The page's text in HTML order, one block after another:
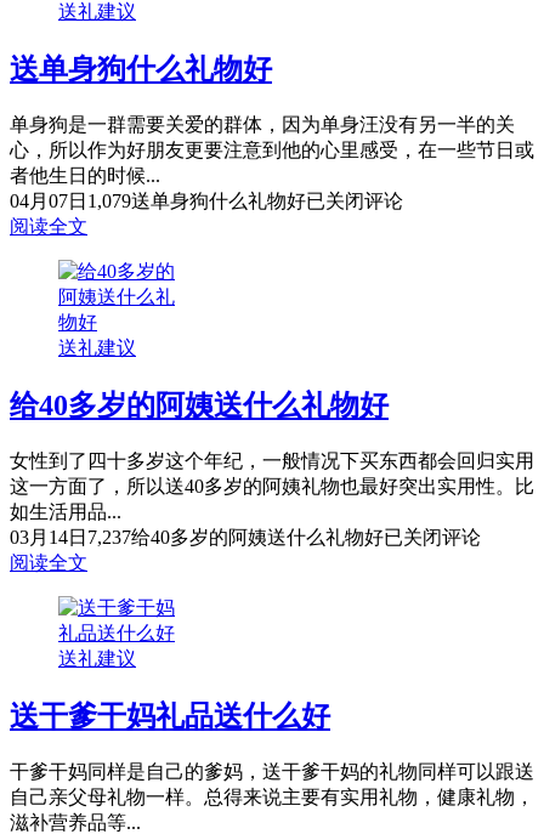
送礼建议
送单身狗什么礼物好
单身狗是一群需要关爱的群体，因为单身汪没有另一半的关
心，所以作为好朋友更要注意到他的心里感受，在一些节日或
者他生日的时候...
04月07日 1,079送单身狗什么礼物好已关闭评论
阅读全文
送礼建议
给40多岁的阿姨送什么礼物好
女性到了四十多岁这个年纪，一般情况下买东西都会回归实用
这一方面了，所以送40多岁的阿姨礼物也最好突出实用性。比
如生活用品...
03月14日 7,237给40多岁的阿姨送什么礼物好已关闭评论
阅读全文
送礼建议
送干爹干妈礼品送什么好
干爹干妈同样是自己的爹妈，送干爹干妈的礼物同样可以跟送
自己亲父母礼物一样。总得来说主要有实用礼物，健康礼物，
滋补营养品等...